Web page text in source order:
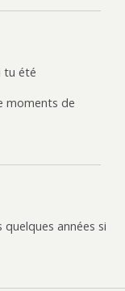
tu été
moments de
années si